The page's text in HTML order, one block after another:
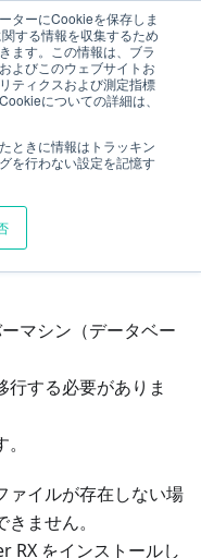
ターにCookieを保存しま
する情報を収集するため
ます。この情報は、ブラ
よびこのウェブサイトお
ティクスおよび測定指標
についての詳細は、
ときに情報はトラッキン
を行わない設定を記憶す
発生時に移行する
る
マシン（データベー
する必要がありま
ァイルが存在しない場
ません。
RX をインストールし